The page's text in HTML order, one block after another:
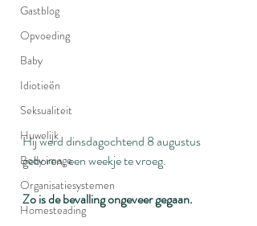
Gastblog
Opvoeding
Baby
Idiotieën
Seksualiteit
Huwelijk
Body image
Organisatiesystemen
Homesteading
Hij werd dinsdagochtend 8 augustus
geboren, een weekje te vroeg.
Zo is de bevalling ongeveer gegaan.